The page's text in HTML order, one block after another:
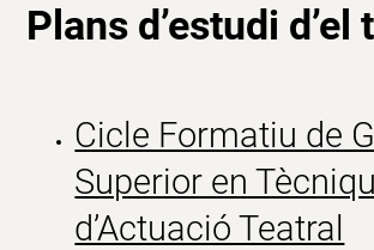
Plans d’estudi d’e
Cicle Formatiu de
Superior en
d’Actuació Teatral